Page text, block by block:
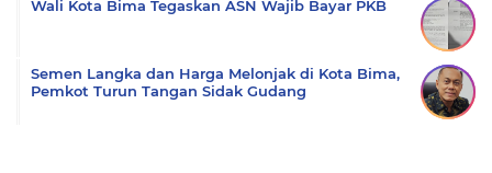
Wali Kota Bima Tegaskan ASN Wajib Bayar PKB
Semen Langka dan Harga Melonjak di Kota Bima,
Pemkot Turun Tangan Sidak Gudang